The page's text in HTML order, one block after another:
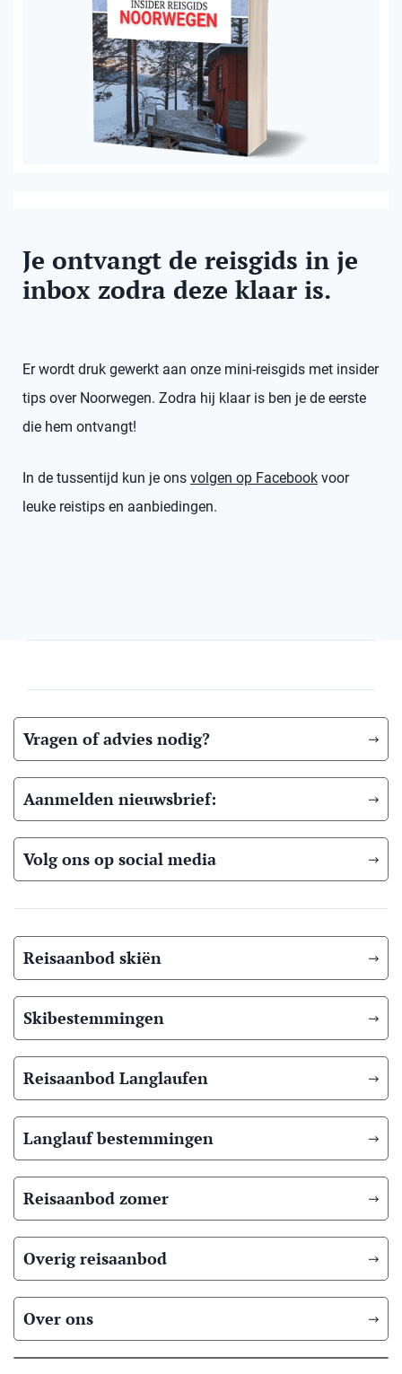
Je ontvangt de reisgids in je
inbox zodra deze klaar is.
Er wordt druk gewerkt aan onze mini-reisgids met insider
tips over Noorwegen. Zodra hij klaar is ben je de eerste
die hem ontvangt!
In de tussentijd kun je ons volgen op Facebook voor
leuke reistips en aanbiedingen.
Vragen of advies nodig?
Aanmelden nieuwsbrief:
Volg ons op social media
Reisaanbod skiën
Skibestemmingen
Reisaanbod Langlaufen
Langlauf bestemmingen
Reisaanbod zomer
Overig reisaanbod
Over ons